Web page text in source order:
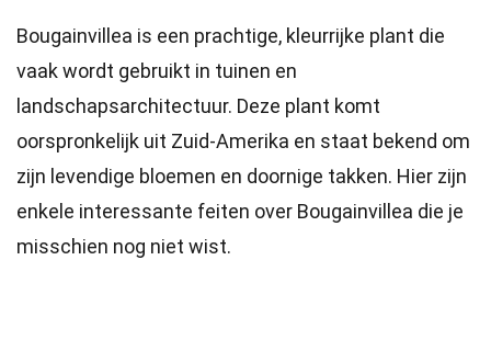
Bougainvillea is een prachtige, kleurrijke plant die
vaak wordt gebruikt in tuinen en
landschapsarchitectuur. Deze plant komt
oorspronkelijk uit Zuid-Amerika en staat bekend om
zijn levendige bloemen en doornige takken. Hier zijn
enkele interessante feiten over Bougainvillea die je
misschien nog niet wist.